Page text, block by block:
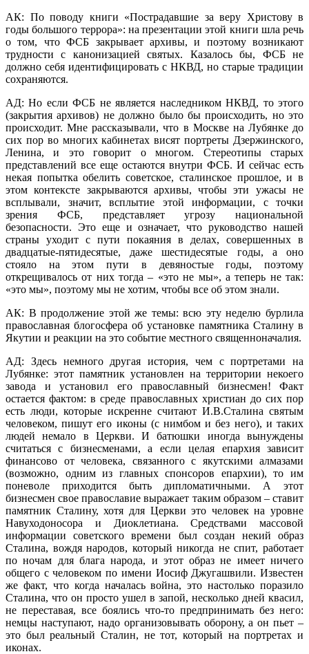
АК: По поводу книги «Пострадавшие за веру Христову в
годы большого террора»: на презентации этой книги шла речь
о том, что ФСБ закрывает архивы, и поэтому возникают
трудности с канонизацией святых. Казалось бы, ФСБ не
должно себя идентифицировать с НКВД, но старые традиции
сохраняются.
АД: Но если ФСБ не является наследником НКВД, то этого
(закрытия архивов) не должно было бы происходить, но это
происходит. Мне рассказывали, что в Москве на Лубянке до
сих пор во многих кабинетах висят портреты Дзержинского,
Ленина, и это говорит о многом. Стереотипы старых
представлений все еще остаются внутри ФСБ. И сейчас есть
некая попытка обелить советское, сталинское прошлое, и в
этом контексте закрываются архивы, чтобы эти ужасы не
всплывали, значит, всплытие этой информации, с точки
зрения ФСБ, представляет угрозу национальной
безопасности. Это еще и означает, что руководство нашей
страны уходит с пути покаяния в делах, совершенных в
двадцатые-пятидесятые, даже шестидесятые годы, а оно
стояло на этом пути в девяностые годы, поэтому
открещивалось от них тогда – «это не мы», а теперь не так:
«это мы», поэтому мы не хотим, чтобы все об этом знали.
АК: В продолжение этой же темы: всю эту неделю бурлила
православная блогосфера об установке памятника Сталину в
Якутии и реакции на это событие местного священноначалия.
АД: Здесь немного другая история, чем с портретами на
Лубянке: этот памятник установлен на территории некоего
завода и установил его православный бизнесмен! Факт
остается фактом: в среде православных христиан до сих пор
есть люди, которые искренне считают И.В.Сталина святым
человеком, пишут его иконы (с нимбом и без него), и таких
людей немало в Церкви. И батюшки иногда вынуждены
считаться с бизнесменами, а если целая епархия зависит
финансово от человека, связанного с якутскими алмазами
(возможно, одним из главных спонсоров епархии), то им
поневоле приходится быть дипломатичными. А этот
бизнесмен свое православие выражает таким образом – ставит
памятник Сталину, хотя для Церкви это человек на уровне
Навуходоносора и Диоклетиана. Средствами массовой
информации советского времени был создан некий образ
Сталина, вождя народов, который никогда не спит, работает
по ночам для блага народа, и этот образ не имеет ничего
общего с человеком по имени Иосиф Джугашвили. Известен
же факт, что когда началась война, это настолько поразило
Сталина, что он просто ушел в запой, несколько дней квасил,
не переставая, все боялись что-то предпринимать без него:
немцы наступают, надо организовывать оборону, а он пьет –
это был реальный Сталин, не тот, который на портретах и
иконах.